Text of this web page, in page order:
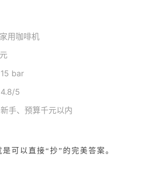
用咖啡机
bar
5
手、预算千元以内
可以直接“抄”的完美答案。